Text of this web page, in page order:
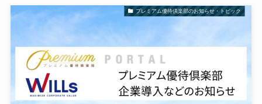
プレミアム優待倶楽部のお知らせ・トピック